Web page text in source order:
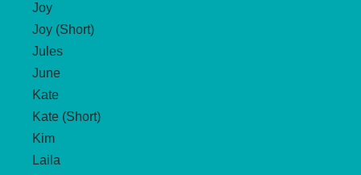
Joy
Joy (Short)
Jules
June
Kate
Kate (Short)
Kim
Laila